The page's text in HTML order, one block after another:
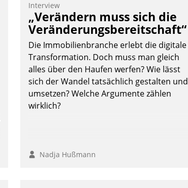
Interview
„Verändern muss sich die
Veränderungsbereitschaft“
Die Immobilienbranche erlebt die digitale
Transformation. Doch muss man gleich
alles über den Haufen werfen? Wie lässt
sich der Wandel tatsächlich gestalten und
umsetzen? Welche Argumente zählen
wirklich?
Nadja Hußmann